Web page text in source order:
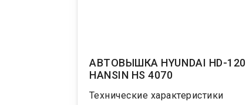
АВТОВЫШКА HYUNDAI HD-120
HANSIN HS 4070
Технические характеристики